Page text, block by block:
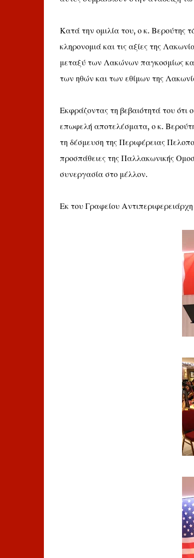
Κατά την ομιλία του, ο κ. Βερούτης
κληρονομιά και τις αξίες της
μεταξύ των Λακώνων παγκοσμίως
των ηθών και των εθίμων της
Εκφράζοντας τη βεβαιότητά του ότι
επωφελή αποτελέσματα, ο κ.
τη δέσμευση της Περιφέρειας
προσπάθειες της Παλλακωνικής
συνεργασία στο μέλλον.
Εκ του Γραφείου Αντιπεριφερειάρχη